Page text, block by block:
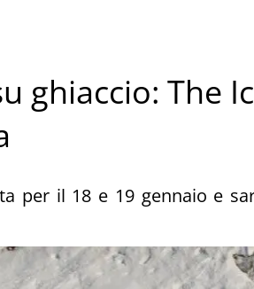
ghiaccio: The
per il 18 e 19 gennaio e